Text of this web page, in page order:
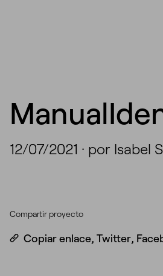
12/07/2021 · por Isabel
Compartir proyecto
Copiar enlace, Twitter,